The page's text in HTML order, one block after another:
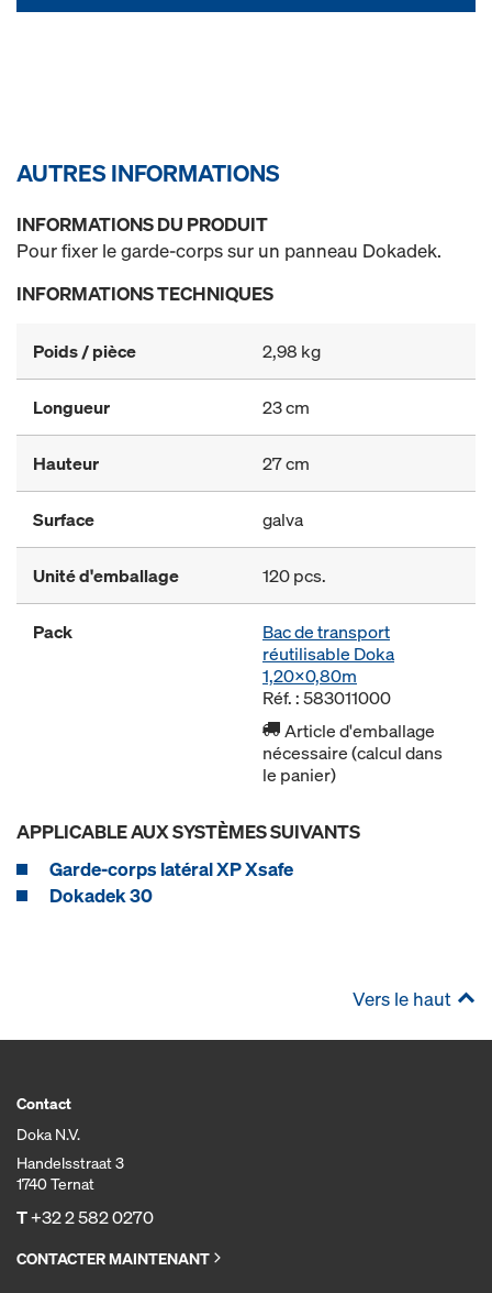
AUTRES INFORMATIONS
INFORMATIONS DU PRODUIT
Pour fixer le garde-corps sur un panneau Dokadek.
INFORMATIONS TECHNIQUES
Poids / pièce 2,98 kg
Longueur 23 cm
Hauteur 27 cm
Surface galva
Unité d'emballage 120 pcs.
Pack
Bac de transport
réutilisable Doka
1,20x0,80m
Réf. : 583011000
Article d'emballage
nécessaire (calcul dans
le panier)
APPLICABLE AUX SYSTÈMES SUIVANTS
Garde-corps latéral XP Xsafe
Dokadek 30
Vers le haut
Contact
Doka N.V.
Handelsstraat 3
1740 Ternat
T+32 2 582 0270
CONTACTER MAINTENANT